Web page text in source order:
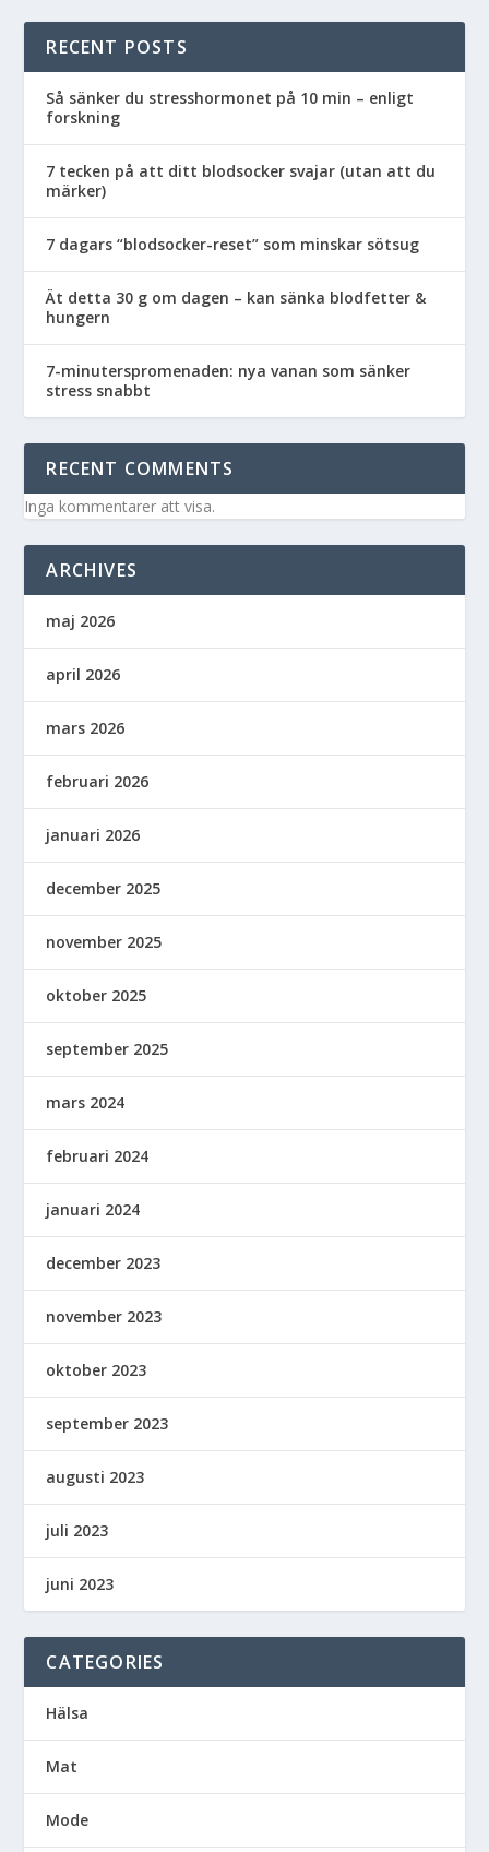
RECENT POSTS
Så sänker du stresshormonet på 10 min – enligt
forskning
7 tecken på att ditt blodsocker svajar (utan att du
märker)
7 dagars “blodsocker-reset” som minskar sötsug
Ät detta 30 g om dagen – kan sänka blodfetter &
hungern
7-minuterspromenaden: nya vanan som sänker
stress snabbt
RECENT COMMENTS
Inga kommentarer att visa.
ARCHIVES
maj 2026
april 2026
mars 2026
februari 2026
januari 2026
december 2025
november 2025
oktober 2025
september 2025
mars 2024
februari 2024
januari 2024
december 2023
november 2023
oktober 2023
september 2023
augusti 2023
juli 2023
juni 2023
CATEGORIES
Hälsa
Mat
Mode